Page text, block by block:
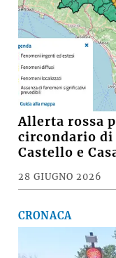
Allerta rossa
circondario
Castello e
28 GIUGNO 2026
CRONACA